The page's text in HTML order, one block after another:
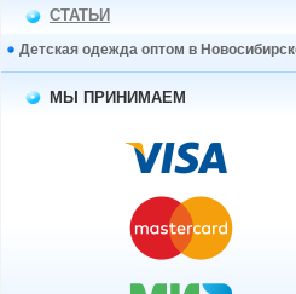
СТАТЬИ
Детская одежда оптом в
МЫ ПРИНИМАЕМ